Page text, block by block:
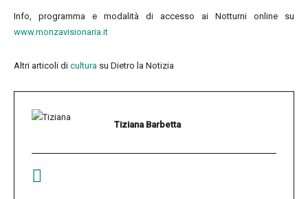
Info, programma e modalità di accesso ai Notturni online su
www.monzavisionaria.it
Altri articoli di cultura su Dietro la Notizia
Tiziana Barbetta